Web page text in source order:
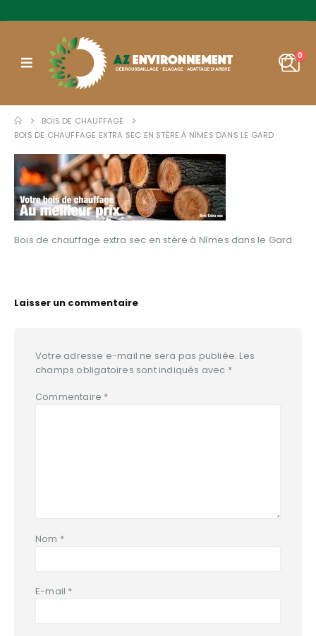
0
BOIS DE CHAUFFAGE
BOIS DE CHAUFFAGE EXTRA SEC EN STÈRE À NÎMES DANS LE GARD
Bois de chauffage extra sec en stère à Nîmes dans le Gard
Laisser un commentaire
Votre adresse e-mail ne sera pas publiée. Les
champs obligatoires sont indiqués avec *
Commentaire *
Nom *
E-mail *